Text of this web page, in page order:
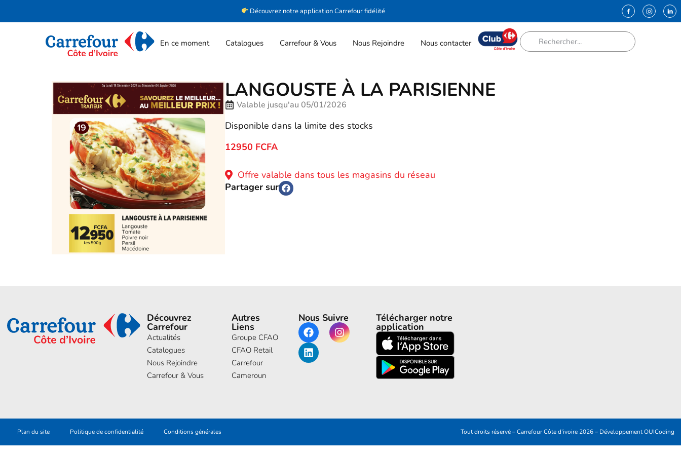
Découvrez notre application Carrefour fidélité
En ce moment Catalogues Carrefour & Vous Nous Rejoindre Nous contacter
LANGOUSTE À LA PARISIENNE
Valable jusqu'au 05/01/2026
Disponible dans la limite des stocks
12950 FCFA
Offre valable dans tous les magasins du réseau
Partager sur
Découvrez
Carrefour
Actualités
Catalogues
Nous Rejoindre
Carrefour & Vous
Autres
Liens
Groupe CFAO
CFAO Retail
Carrefour
Cameroun
Nous Suivre Télécharger notre
application
Plan du site Politique de confidentialité Conditions générales Tout droits réservé – Carrefour Côte d’ivoire 2026 – DéveloppementOUICoding